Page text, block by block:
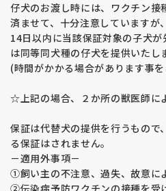
仔犬のお渡し時には、ワクチン接
済ませて、十分注意していますが
14日以内に当該保証対象の子犬
は同等同犬種の仔犬を提供いたし
(時間がかかる場合があります事を
☆上記の場合、２か所の獣医師に
保証は代替犬の提供を行うもので
る保証はされません。
－適用外事項－
①飼い主の不注意、過失、故意に